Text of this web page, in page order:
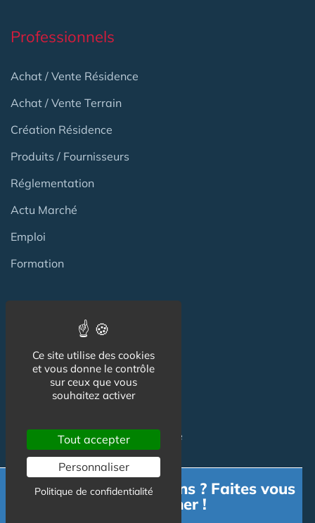
Professionnels
Achat / Vente Résidence
Achat / Vente Terrain
Création Résidence
Produits / Fournisseurs
Réglementation
Actu Marché
Emploi
Formation
Habitat Groupé Senior
Habitat Partagé
Béguinage
Habitat Intelligent - Smart Home
Habitat coopératif
Habitat intergénérationnel
Besoin d'informations ? Faites vous
accompagner !
Ce site utilise des cookies
et vous donne le contrôle
sur ceux que vous
souhaitez activer
Tout accepter
Personnaliser
Politique de confidentialité